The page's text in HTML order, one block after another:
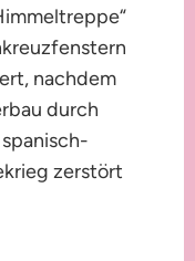
nachdem
durch
zerstört